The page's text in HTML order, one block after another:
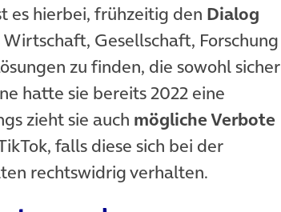
es hierbei, frühzeitig den Dialog
Wirtschaft, Gesellschaft, Forschung
zu finden, die sowohl sicher
hatte sie bereits 2022 eine
neuem Tab)
zieht sie auch mögliche Verbote
falls diese sich bei der
rechtswidrig verhalten.